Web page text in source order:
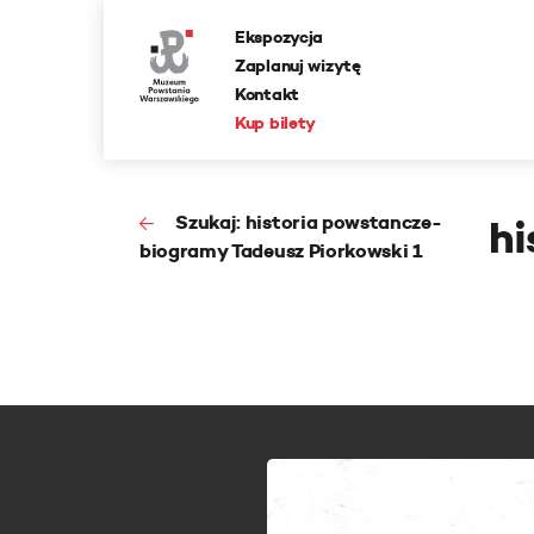
Ekspozycja
Zaplanuj wizytę
Kontakt
Kup bilety
Szukaj: historia powstancze-
biogramy Tadeusz Piorkowski 1